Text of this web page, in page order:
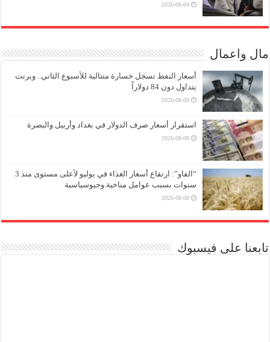
2026-08-04
مال واعمال
أسعار النفط تسجل خسارة متتالية للأسبوع الثاني.. وبرنت
يتداول دون 84 دولاراً
2026-08-09
استقرار أسعار صرف الدولار في بغداد وأربيل والبصرة
2026-08-08
“الفاو”: ارتفاع أسعار الغذاء في يوليو لأعلى مستوى منذ 3
سنوات بسبب عوامل مناخية وجيوسياسية
2026-08-08
تابعنا على فيسبوك